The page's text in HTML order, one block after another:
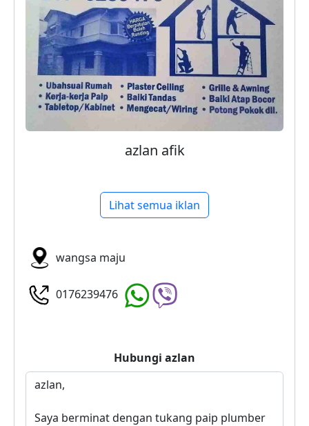
azlan afik
Lihat semua iklan
wangsa maju
0176239476
Hubungi azlan